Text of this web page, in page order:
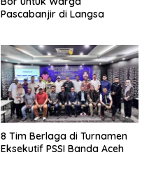
Pascabanjir di Langsa
8 Tim Berlaga di Turnamen
Eksekutif PSSI Banda Aceh